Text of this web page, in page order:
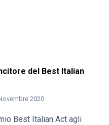
del Best Italian
2020
Best Italian Act agli